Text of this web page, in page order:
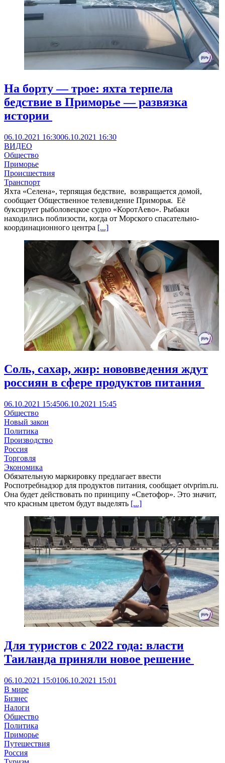
На борту — трое: яхта терпела
бедствие в Приморье — развязка
истории
06.10.2021 16:3006.10.2021 16:30
ВИДЕО
Общество
Приморье
Происшествия
Транспорт
Яхта «Селена», терпящая бедствие, возвращается домой,
сообщает Общественное телевидение Приморья. Её
буксирует рыболовецкое судно «КоротАево». Рыбаки
находились поблизости, когда от Морского спасательно-
координационного центра [...]
Соль, сахар, жир: нововведения ждут
россиян в сфере продуктов питания
06.10.2021 15:4506.10.2021 15:45
Общество
Новый закон
Политика
Производство
Россия
Торговля
Экономика
Обязательную маркировку предлагает ввести
Роспотребнадзор для продуктов питания, сообщает otvprim.ru.
Она будет действовать по принципу «Светофор». Это значит,
что красным цветом будут выделять [...]
Для туристов с 2022 года: власти
Таиланда приняли новое решение
06.10.2021 15:0106.10.2021 15:01
В мире
Бизнес
Налоги
Общество
Политика
Приморье
Путешествия
Россия